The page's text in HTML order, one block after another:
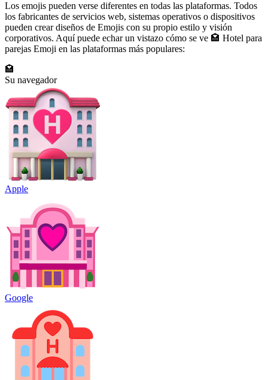
Los emojis pueden verse diferentes en todas las plataformas. Todos
los fabricantes de servicios web, sistemas operativos o dispositivos
pueden crear diseños de Emojis con su propio estilo y visión
corporativos. Aquí puede echar un vistazo cómo se ve 🏩 Hotel para
parejas Emoji en las plataformas más populares:
🏩
Su navegador
Apple
Google